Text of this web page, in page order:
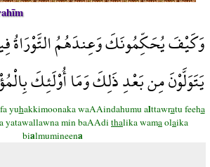
وَكَيْفَ يُحَكِّمُونَكَ وَعِندَهُمُ التَّوْرَاةُ
يَتَوَلَّوْنَ مِن بَعْدِ ذَلِكَ وَمَا أُوْلَئِكَ
yuhakkimoonaka waAAindahumu alttawratu feeha
yatawallawna min baAAdi thalika wamaolaika
bialmumineena